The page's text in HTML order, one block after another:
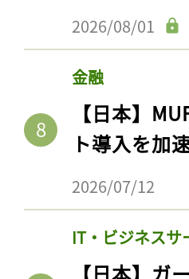
2026/08/01
金融
【日本】
ト導入を加
2026/07/12
IT・ビジネスサ
【日本】